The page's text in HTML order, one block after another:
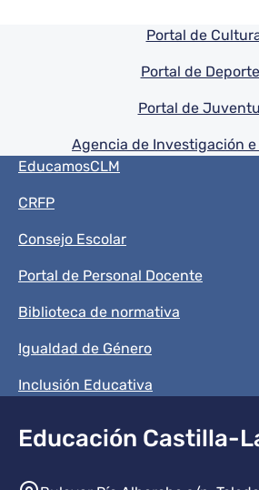
Pie de paginaPortal de
Portal de
Portal de
Agencia de Investigación
Menú del pie
EducamosCLM
CRFP
Consejo Escolar
Portal de Personal Docente
Biblioteca de normativa
Igualdad de Género
Inclusión Educativa
Educación Castilla-